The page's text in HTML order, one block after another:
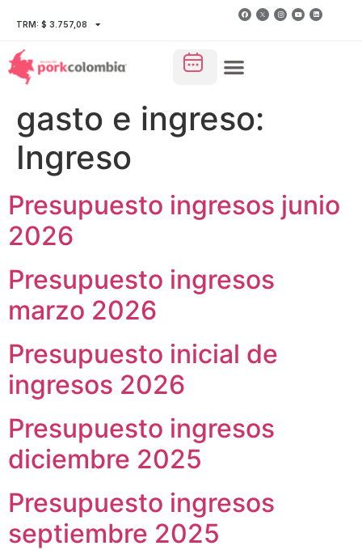
TRM: $ 3.757,08
gasto e ingreso:
Ingreso
Presupuesto ingresos junio
2026
Presupuesto ingresos
marzo 2026
Presupuesto inicial de
ingresos 2026
Presupuesto ingresos
diciembre 2025
Presupuesto ingresos
septiembre 2025